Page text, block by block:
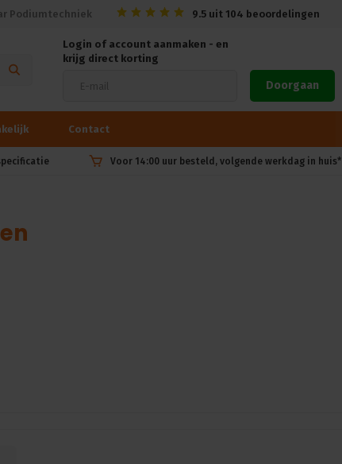
Podiumtechniek 9.5 uit 104 beoordelingen
Login of account aanmaken - en
krijg direct korting
Doorgaan
Contact
Voor 14:00 uur besteld, volgende werkdag in huis*